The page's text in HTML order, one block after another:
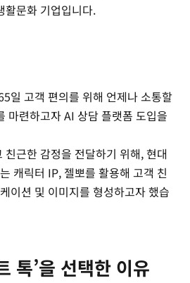
활문화 기업입니다.
일 고객 편의를 위해 언제나 소통할
마련하고자 AI 상담 플랫폼 도입을
근한 감정을 전달하기 위해, 현대
캐릭터 IP, 젤뽀를 활용해 고객 친
이션 및 이미지를 형성하고자 했습
톡’을 선택한 이유